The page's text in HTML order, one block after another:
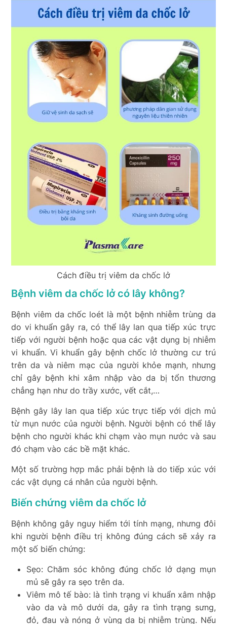
Cách điều trị viêm da chốc lở
Bệnh viêm da chốc lở có lây không?
Bệnh viêm da chốc loét là một bệnh nhiễm trùng da
do vi khuẩn gây ra, có thể lây lan qua tiếp xúc trực
tiếp với người bệnh hoặc qua các vật dụng bị nhiễm
vi khuẩn. Vi khuẩn gây bệnh chốc lở thường cư trú
trên da và niêm mạc của người khỏe mạnh, nhưng
chỉ gây bệnh khi xâm nhập vào da bị tổn thương
chẳng hạn như do trầy xước, vết cắt,…
Bệnh gây lây lan qua tiếp xúc trực tiếp với dịch mủ
từ mụn nước của người bệnh. Người bệnh có thể lây
bệnh cho người khác khi chạm vào mụn nước và sau
đó chạm vào các bề mặt khác.
Một số trường hợp mắc phải bệnh là do tiếp xúc với
các vật dụng cá nhân của người bệnh.
Biến chứng viêm da chốc lở
Bệnh không gây nguy hiểm tới tính mạng, nhưng đôi
khi người bệnh điều trị không đúng cách sẽ xảy ra
một số biến chứng:
Sẹo: Chăm sóc không đúng chốc lở dạng mụn
mủ sẽ gây ra sẹo trên da.
Viêm mô tế bào: là tình trạng vi khuẩn xâm nhập
vào da và mô dưới da, gây ra tình trạng sưng,
đỏ, đau và nóng ở vùng da bị nhiễm trùng. Nếu